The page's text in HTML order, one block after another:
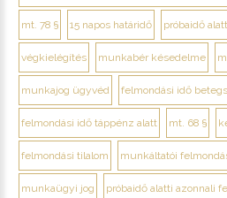
mt. 78 § 15 napos határidő próbaidő
végkielégítés munkabér késedelme
munkajog ügyvéd felmondási idő
felmondási idő táppénz alatt mt. 68 §
felmondási tilalom munkáltatói
munkaügyi jog próbaidő alatti azonnali